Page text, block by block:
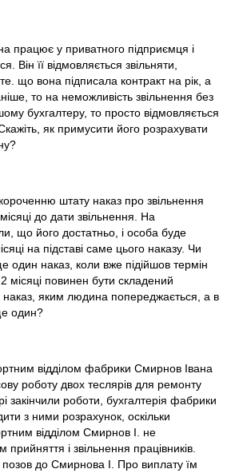
працює у приватного підприємця і
Він її відмовляється звільняти,
що вона підписала контракт на рік, а
то на неможливість звільнення без
бухгалтеру, то просто відмовляється
як примусити його розрахувати
штату наказ про звільнення
до дати звільнення. На
що його достатньо, і особа буде
на підставі саме цього наказу. Чи
один наказ, коли вже підійшов термін
місяці повинен бути складений
яким людина попереджається, а в
один?
відділом фабрики Смирнов Івана
роботу двох теслярів для ремонту
закінчили роботи, бухгалтерія фабрики
з ними розрахунок, оскільки
відділом Смирнов І. не
прийняття і звільнення працівників.
до Смирнова І. Про виплату їм